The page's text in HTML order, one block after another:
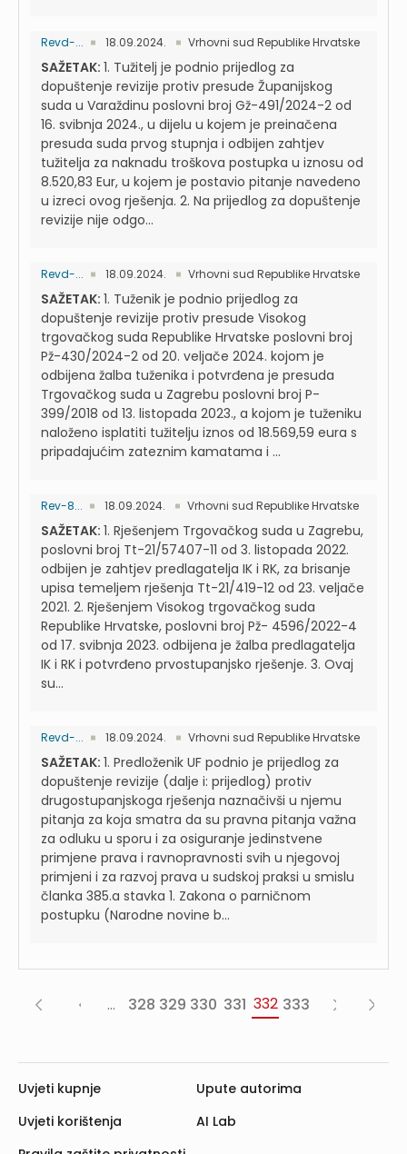
Revd-... 18.09.2024. Vrhovni sud Republike Hrvatske
SAŽETAK: 1. Tužitelj je podnio prijedlog za
dopuštenje revizije protiv presude Županijskog
suda u Varaždinu poslovni broj Gž-491/2024-2 od
16. svibnja 2024., u dijelu u kojem je preinačena
presuda suda prvog stupnja i odbijen zahtjev
tužitelja za naknadu troškova postupka u iznosu od
8.520,83 Eur, u kojem je postavio pitanje navedeno
u izreci ovog rješenja. 2. Na prijedlog za dopuštenje
revizije nije odgo...
Revd-... 18.09.2024. Vrhovni sud Republike Hrvatske
SAŽETAK: 1. Tuženik je podnio prijedlog za
dopuštenje revizije protiv presude Visokog
trgovačkog suda Republike Hrvatske poslovni broj
Pž-430/2024-2 od 20. veljače 2024. kojom je
odbijena žalba tuženika i potvrđena je presuda
Trgovačkog suda u Zagrebu poslovni broj P-
399/2018 od 13. listopada 2023., a kojom je tuženiku
naloženo isplatiti tužitelju iznos od 18.569,59 eura s
pripadajućim zateznim kamatama i ...
Rev-8... 18.09.2024. Vrhovni sud Republike Hrvatske
SAŽETAK: 1. Rješenjem Trgovačkog suda u Zagrebu,
poslovni broj Tt-21/57407-11 od 3. listopada 2022.
odbijen je zahtjev predlagatelja IK i RK, za brisanje
upisa temeljem rješenja Tt-21/419-12 od 23. veljače
2021. 2. Rješenjem Visokog trgovačkog suda
Republike Hrvatske, poslovni broj Pž- 4596/2022-4
od 17. svibnja 2023. odbijena je žalba predlagatelja
IK i RK i potvrđeno prvostupanjsko rješenje. 3. Ovaj
su...
Revd-... 18.09.2024. Vrhovni sud Republike Hrvatske
SAŽETAK: 1. Predloženik UF podnio je prijedlog za
dopuštenje revizije (dalje i: prijedlog) protiv
drugostupanjskoga rješenja naznačivši u njemu
pitanja za koja smatra da su pravna pitanja važna
za odluku u sporu i za osiguranje jedinstvene
primjene prava i ravnopravnosti svih u njegovoj
primjeni i za razvoj prava u sudskoj praksi u smislu
članka 385.a stavka 1. Zakona o parničnom
postupku (Narodne novine b...
... 328 329 330 331 332 333
Sljedeća
Uvjeti kupnje
Uvjeti korištenja
Upute autorima
AI Lab